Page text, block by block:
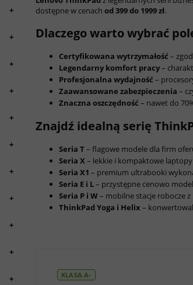
+
+
+
+
+
+
+
+
+
+
+
dostępne w cenach od 399 do 1999 zł.
Dlaczego warto wybrać
Certyfikowana wytrzymałość –
Legendarny komfort pracy–
Profesjonalna wydajność –
Zaawansowane zabezpieczenia –
Znaczna oszczędność – nawet do
Znajdź idealną serię
Seria T – flagowe modele dla firm
Seria X– lekkie i kompaktowe
Seria X1 – premium ultrabooki
Seria E i L– przystępne cenowo
Seria P i W– mobilne stacje robocze
ThinkPad Yoga i Helix –
KLASA A-